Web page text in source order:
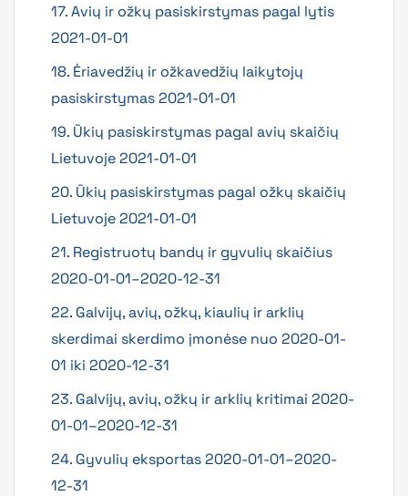
17. Avių ir ožkų pasiskirstymas pagal lytis
2021-01-01
18. Ėriavedžių ir ožkavedžių laikytojų
pasiskirstymas 2021-01-01
19. Ūkių pasiskirstymas pagal avių skaičių
Lietuvoje 2021-01-01
20. Ūkių pasiskirstymas pagal ožkų skaičių
Lietuvoje 2021-01-01
21. Registruotų bandų ir gyvulių skaičius
2020-01-01–2020-12-31
22. Galvijų, avių, ožkų, kiaulių ir arklių
skerdimai skerdimo įmonėse nuo 2020-01-
01 iki 2020-12-31
23. Galvijų, avių, ožkų ir arklių kritimai 2020-
01-01–2020-12-31
24. Gyvulių eksportas 2020-01-01–2020-
12-31